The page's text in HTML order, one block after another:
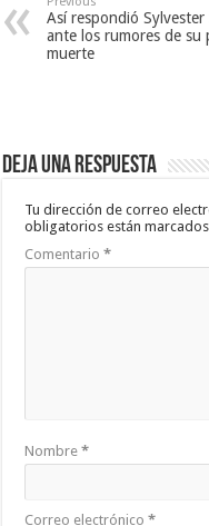
Así respondió Sylvester
ante los rumores de su
muerte
Deja una respuesta
Tu dirección de correo
obligatorios están
Comentario*
Nombre*
Correo electrónico*